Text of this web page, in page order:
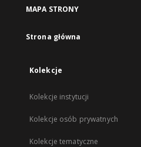
MAPA STRONY
Strona główna
Kolekcje
Kolekcje instytucji
Kolekcje osób prywatnych
Kolekcje tematyczne